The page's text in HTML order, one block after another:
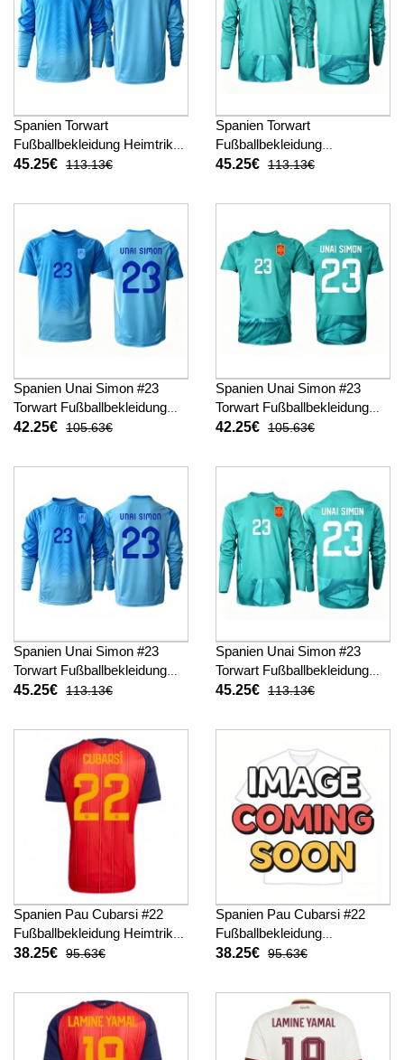
Spanien Torwart
Fußballbekleidung Heimtrikot
WM 2026 Langarm
45.25€ 113.13€
Spanien Torwart
Fußballbekleidung
Auswärtstrikot WM 2026
45.25€ 113.13€
Spanien Unai Simon #23
Torwart Fußballbekleidung
Heimtrikot WM 2026
42.25€ 105.63€
Spanien Unai Simon #23
Torwart Fußballbekleidung
Auswärtstrikot WM 2026
42.25€ 105.63€
Spanien Unai Simon #23
Torwart Fußballbekleidung
Heimtrikot WM 2026
45.25€ 113.13€
Spanien Unai Simon #23
Torwart Fußballbekleidung
Auswärtstrikot WM 2026
45.25€ 113.13€
Spanien Pau Cubarsi #22
Fußballbekleidung Heimtrikot
WM 2026 Kurzarm
38.25€ 95.63€
Spanien Pau Cubarsi #22
Fußballbekleidung
Auswärtstrikot WM 2026
38.25€ 95.63€